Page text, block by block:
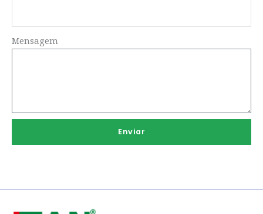
Mensagem
Enviar